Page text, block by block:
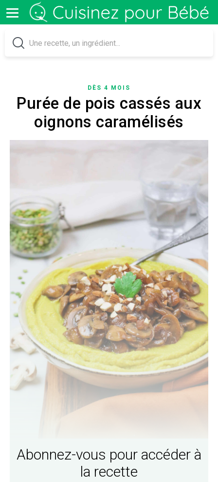
DÈS 4 MOIS
Purée de pois cassés aux
oignons caramélisés
Abonnez-vous pour accéder à
la recette